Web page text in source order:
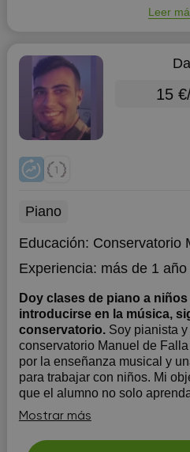
Leer
15
Piano
Educación: Conservatorio
Experiencia: más de 1 año
Doy clases de piano a
introducirse en la música,
conservatorio. Soy pianista
conservatorio Manuel de
por la enseñanza musical y
para trabajar con niños. Mi
que el alumno no solo
que disfrute de la música
Mostrar más